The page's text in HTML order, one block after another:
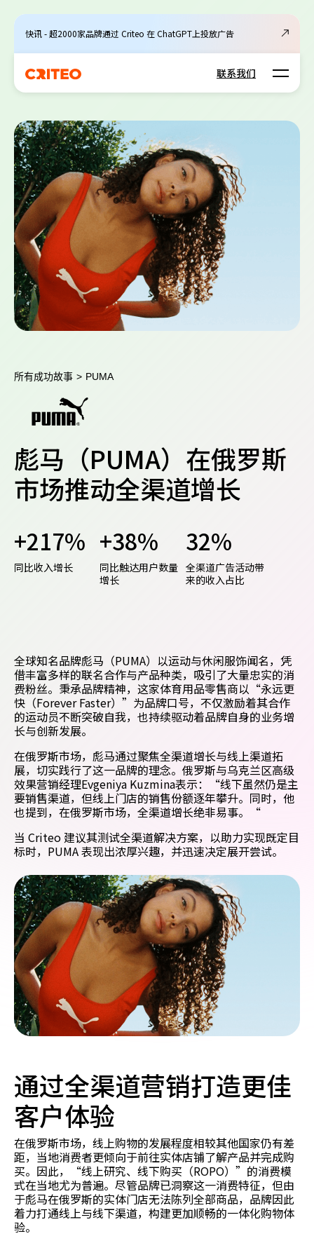
快讯 - 超2000家品牌通过 Criteo 在 ChatGPT上投放广告
联系我们 Open
所有成功故事 > PUMA
彪马（PUMA）在俄罗斯
市场推动全渠道增长
+217%
同比收入增长
+38%
同比触达用户数量
增长
32%
全渠道广告活动带
来的收入占比
全球知名品牌彪马（PUMA）以运动与休闲服饰闻名，凭
借丰富多样的联名合作与产品种类，吸引了大量忠实的消
费粉丝。秉承品牌精神，这家体育用品零售商以“永远更
快（Forever Faster）”为品牌口号，不仅激励着其合作
的运动员不断突破自我，也持续驱动着品牌自身的业务增
长与创新发展。
在俄罗斯市场，彪马通过聚焦全渠道增长与线上渠道拓
展，切实践行了这一品牌的理念。俄罗斯与乌克兰区高级
效果营销经理Evgeniya Kuzmina表示：“线下虽然仍是主
要销售渠道，但线上门店的销售份额逐年攀升。同时，他
也提到，在俄罗斯市场，全渠道增长绝非易事。“
当 Criteo 建议其测试全渠道解决方案，以助力实现既定目
标时，PUMA 表现出浓厚兴趣，并迅速决定展开尝试。
通过全渠道营销打造更佳
客户体验
在俄罗斯市场，线上购物的发展程度相较其他国家仍有差
距，当地消费者更倾向于前往实体店铺了解产品并完成购
买。因此，“线上研究、线下购买（ROPO）”的消费模
式在当地尤为普遍。尽管品牌已洞察这一消费特征，但由
于彪马在俄罗斯的实体门店无法陈列全部商品，品牌因此
着力打通线上与线下渠道，构建更加顺畅的一体化购物体
验。